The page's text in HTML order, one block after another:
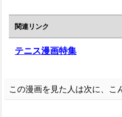
関連リンク
テニス漫画特集
この漫画を見た人は次に、こ